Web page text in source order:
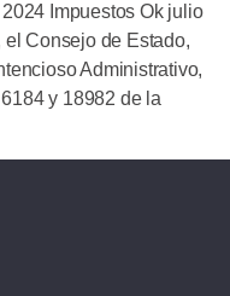
Impuestos Ok julio
Consejo de Estado,
Administrativo,
y 18982 de la